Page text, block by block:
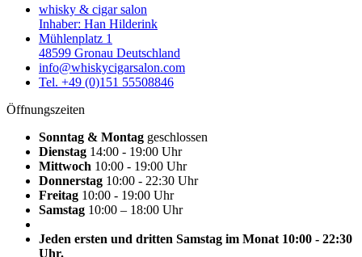
whisky & cigar salon
Inhaber: Han Hilderink
Mühlenplatz 1
48599 Gronau Deutschland
info@whiskycigarsalon.com
Tel. +49 (0)151 55508846
Öffnungszeiten
Sonntag & Montag geschlossen
Dienstag 14:00 - 19:00 Uhr
Mittwoch 10:00 - 19:00 Uhr
Donnerstag 10:00 - 22:30 Uhr
Freitag 10:00 - 19:00 Uhr
Samstag 10:00 – 18:00 Uhr
Jeden ersten und dritten Samstag im Monat 10:00 - 22:30
Uhr.